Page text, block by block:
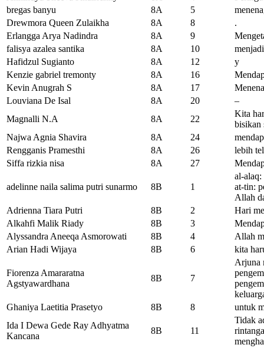
bregas banyu
8A 5
Drewmora Queen Zulaikha
8A 8
.
Erlangga Arya Nadindra
8A 9
falisya azalea santika
8A 10
Hafidzul Sugianto
8A 12
y
Kenzie gabriel tremonty
8A 16
Kevin Anugrah S
8A 17
Louviana De Isal
8A 20
–
Magnalli N.A
8A 22
Kita
bisikan
Najwa Agnia Shavira
8A 24
Rengganis Pramesthi
8A 26
lebih
Siffa rizkia nisa
8A 27
adelinne naila salima putri sunarmo 8B 1
al-alaq:
at-tin:
Allah
Adrienna Tiara Putri
8B 2
Hari
Alkahfi Malik Riady
8B 3
Alyssandra Aneeqa Asmorowati
8B 4
Allah
Arian Hadi Wijaya
8B 6 kita
Fiorenza Amararatna
Agstyawardhana
8B 7
Arjuna
Ghaniya Laetitia Prasetyo
8B 8
untuk
Ida I Dewa Gede Ray Adhyatma
Kancana
8B 11
Tidak